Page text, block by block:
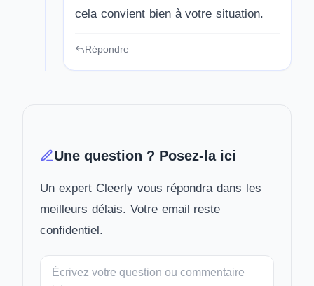
cela convient bien à votre situation.
Répondre
Une question ? Posez-la ici
Un expert Cleerly vous répondra dans les
meilleurs délais. Votre email reste
confidentiel.
Votre
message